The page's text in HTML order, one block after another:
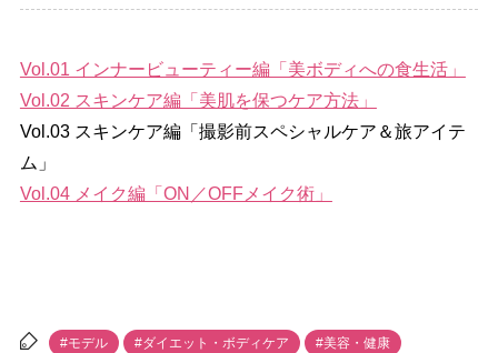
Vol.01 インナービューティー編「美ボディへの食生活」
Vol.02 スキンケア編「美肌を保つケア方法」
Vol.03 スキンケア編「撮影前スペシャルケア＆旅アイテ
ム」
Vol.04 メイク編「ON／OFFメイク術」
#モデル #ダイエット・ボディケア #美容・健康